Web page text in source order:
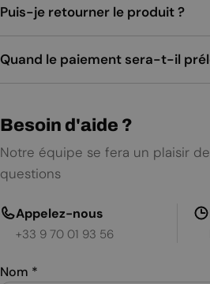
Puis-je retourner le produit ?
Quand le paiement sera-t-il
Besoin d'aide ?
Notre équipe se fera un plaisir
questions
Appelez-nous
+33 9 70 01 93 56
Nom *